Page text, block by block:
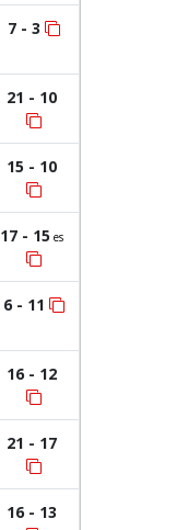
7 - 3
21 - 10
15 - 10
17 - 15 es
6 - 11
16 - 12
21 - 17
16 - 13